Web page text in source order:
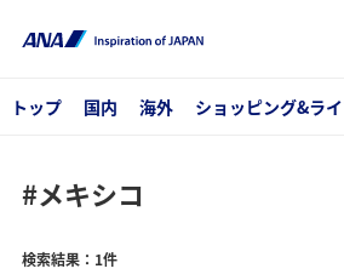
トップ 国内 海外 ショッピング&ラ
#メキシコ
検索結果：1件